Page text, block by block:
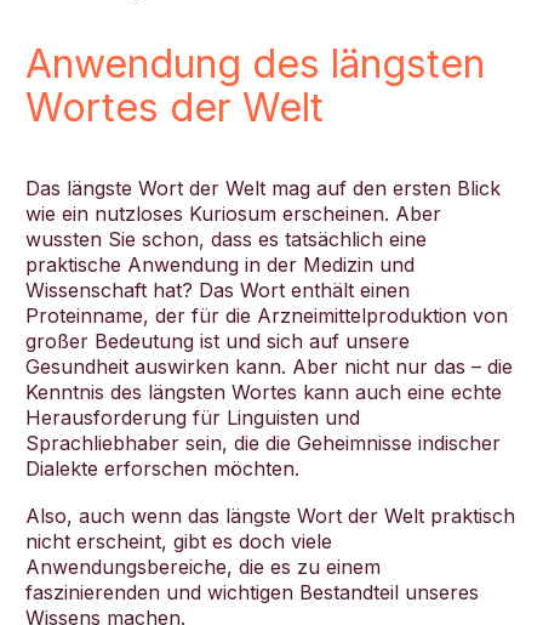
Anwendung des längsten
Wortes der Welt
Das längste Wort der Welt mag auf den ersten Blick
wie ein nutzloses Kuriosum erscheinen. Aber
wussten Sie schon, dass es tatsächlich eine
praktische Anwendung in der Medizin und
Wissenschaft hat? Das Wort enthält einen
Proteinname, der für die Arzneimittelproduktion von
großer Bedeutung ist und sich auf unsere
Gesundheit auswirken kann. Aber nicht nur das – die
Kenntnis des längsten Wortes kann auch eine echte
Herausforderung für Linguisten und
Sprachliebhaber sein, die die Geheimnisse indischer
Dialekte erforschen möchten.
Also, auch wenn das längste Wort der Welt praktisch
nicht erscheint, gibt es doch viele
Anwendungsbereiche, die es zu einem
faszinierenden und wichtigen Bestandteil unseres
Wissens machen.